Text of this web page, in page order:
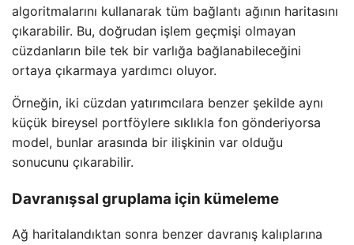
algoritmalarını kullanarak tüm bağlantı ağının haritasını
çıkarabilir. Bu, doğrudan işlem geçmişi olmayan
cüzdanların bile tek bir varlığa bağlanabileceğini
ortaya çıkarmaya yardımcı oluyor.
Örneğin, iki cüzdan yatırımcılara benzer şekilde aynı
küçük bireysel portföylere sıklıkla fon gönderiyorsa
model, bunlar arasında bir ilişkinin var olduğu
sonucunu çıkarabilir.
Davranışsal gruplama için kümeleme
Ağ haritalandıktan sonra benzer davranış kalıplarına